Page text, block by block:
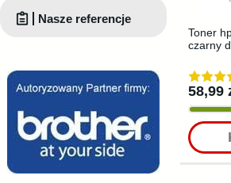
Toner
czarny
58,99
Nasze referencje